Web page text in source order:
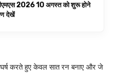
2026 10 अगस्त को शुरू होने
देखें
करते हुए केवल सात रन बनाए और जे